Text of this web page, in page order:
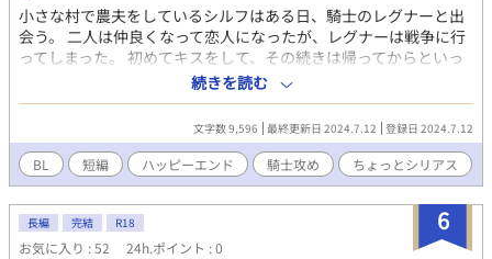
小さな村で農夫をしているシルフはある日、騎士のレグナーと出
会う。 二人は仲良くなって恋人になったが、レグナーは戦争に行
ってしまった。 初めてキスをして、その続きは帰ってからといっ
たレグナー しかし戻ってきたのはレグナーのドッグタグとボロボ
ロの剣。 絶望するシルフは奇跡を起こせるのか？ 少しシリアスな
シーンがありますがハッピーエンドです。
続きを読む
文字数 9,596 最終更新日 2024.7.12 登録日 2024.7.12
BL 短編 ハッピーエンド 騎士攻め ちょっとシリアス
6
長編 完結 R18
お気に入り : 52 24h.ポイント : 0